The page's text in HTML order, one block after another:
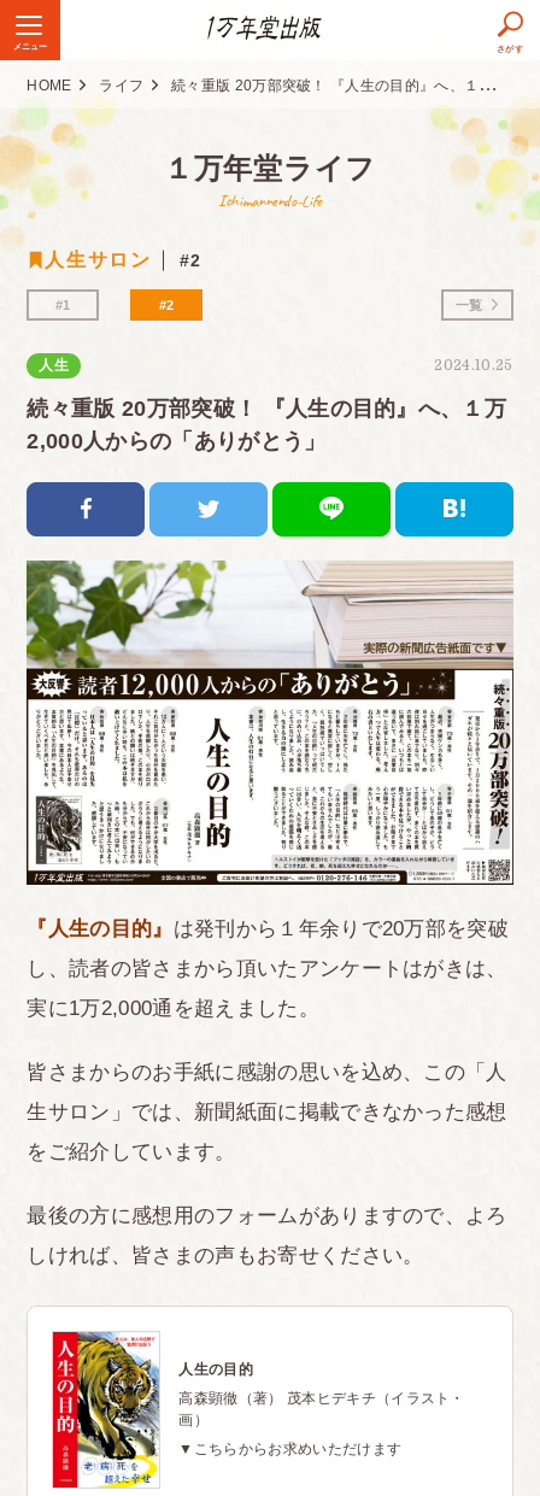
メニュー さがす
HOME ライフ 続々重版 20万部突破！ 『人生の目的』へ、１万2,000人からの「ありがとう」
１万年堂ライフ
Ichimannendo-Life
人生サロン #2
#1 #2 一覧
2024.10.25
人生
続々重版 20万部突破！ 『人生の目的』へ、１万
2,000人からの「ありがとう」
『人生の目的』 は発刊から１年余りで20万部を突破
し、読者の皆さまから頂いたアンケートはがきは、
実に1万2,000通を超えました。
皆さまからのお手紙に感謝の思いを込め、この「人
生サロン」では、新聞紙面に掲載できなかった感想
をご紹介しています。
最後の方に感想用のフォームがありますので、よろ
しければ、皆さまの声もお寄せください。
人生の目的
高森顕徹（著） 茂本ヒデキチ（イラスト・
画）
▼こちらからお求めいただけます